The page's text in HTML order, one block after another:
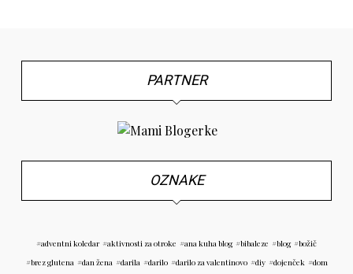
PARTNER
OZNAKE
adventni koledar aktivnosti za otroke ana kuha blog bibaleze blog
božič
brez glutena
dan žena darila darilo darilo za valentinovo diy dojenček
dom